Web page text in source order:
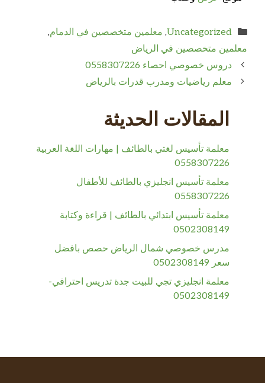
التصنيفات
Uncategorized
, معلمين متخصصين في الدمام,
معلمين متخصصين في الرياض
دروس خصوصي احصاء 0558307226
معلم رياضيات ومدرب قدرات بالرياض
المقالات الحديثة
معلمة تأسيس لغتي بالطائف | مهارات اللغة العربية
0558307226
معلمة تأسيس انجليزي بالطائف للأطفال
0558307226
معلمة تأسيس ابتدائي بالطائف | قراءة وكتابة
0502308149
مدرس خصوصي شمال الرياض حصص بافضل
سعر 0502308149
معلمة انجليزي تجي للبيت جدة تدريس احترافي-
0502308149